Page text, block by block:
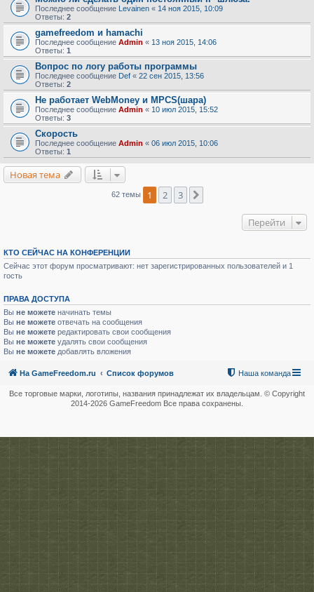
Последнее сообщение Levainen « 14 ноя 2015, 10:09
Ответы: 2
gamefreedom и hamachi
Последнее сообщение Admin « 13 ноя 2015, 14:06
Ответы: 1
Вопрос по логу работы программы
Последнее сообщение Def « 22 сен 2015, 13:56
Ответы: 2
Не работает WebMoney и MPCS(шара)
Последнее сообщение Admin « 10 июл 2015, 15:52
Ответы: 3
Скорость
Последнее сообщение Admin « 06 июл 2015, 10:06
Ответы: 1
Новая тема
62 темы 1 2 3
Перейти
КТО СЕЙЧАС НА КОНФЕРЕНЦИИ
Сейчас этот форум просматривают: нет зарегистрированных пользователей и 1
гость
ПРАВА ДОСТУПА
Вы не можете начинать темы
Вы не можете отвечать на сообщения
Вы не можете редактировать свои сообщения
Вы не можете удалять свои сообщения
Вы не можете добавлять вложения
На GameFreedom.ru Список форумов Наша команда
Все торговые марки, логотипы, названия принадлежат их владельцам. © Copyright
2014-2026 GameFreedom Все права сохранены.